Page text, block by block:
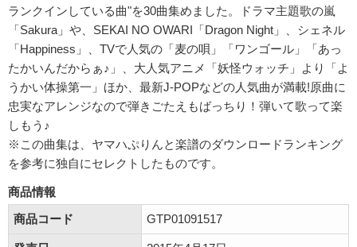
ランクインしている曲"を30曲集めました。ドラマ主題歌の嵐
「Sakura」や、SEKAI NO OWARI「Dragon Night」、シェネル
「Happiness」、TVで人気の「麦の唄」「ワンゴール」「あっ
たかいんだからぁ♪」、大人気アニメ「妖怪ウォッチ」より「よ
うかい体操第一」ほか、最新J-POPなどの人気曲が満載!原曲に
忠実なアレンジなので弾きごたえもばっちり！弾いて歌って楽
しもう♪
※この曲集は、ヤマハぷりんと楽譜のダウンロードランキング
を参考に独自にセレクトしたものです。
商品情報
商品コード
GTP01091517